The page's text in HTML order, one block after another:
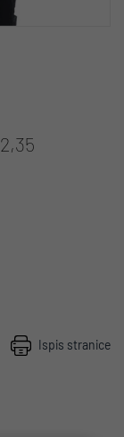
Ispis stranice